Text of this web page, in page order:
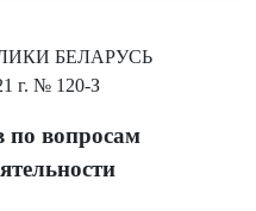
БЕЛАРУСЬ
г. № 120-З
по вопросам